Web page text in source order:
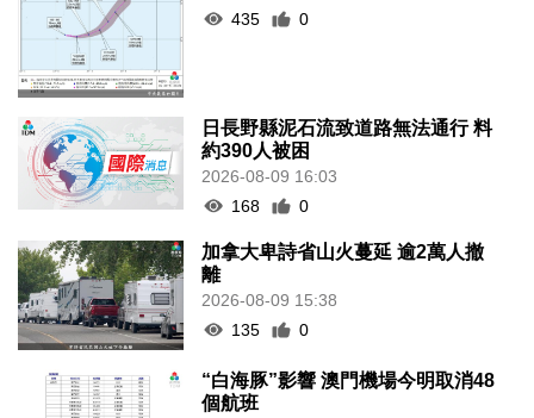
435
0
日長野縣泥石流致道路無法通行 料
約390人被困
2026-08-09 16:03
168
0
加拿大卑詩省山火蔓延 逾2萬人撤
離
2026-08-09 15:38
135
0
“白海豚”影響 澳門機場今明取消48
個航班